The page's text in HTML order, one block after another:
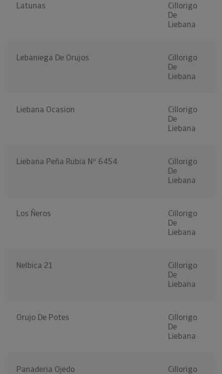
Latunas
Cillorigo
De
Liebana
Lebaniega De Orujos
Cillorigo
De
Liebana
Liebana Ocasion
Cillorigo
De
Liebana
Liebana Peña Rubia Nº 6454
Cillorigo
De
Liebana
Los Ñeros
Cillorigo
De
Liebana
Nelbica 21
Cillorigo
De
Liebana
Orujo De Potes
Cillorigo
De
Liebana
Panaderia Ojedo
Cillorigo